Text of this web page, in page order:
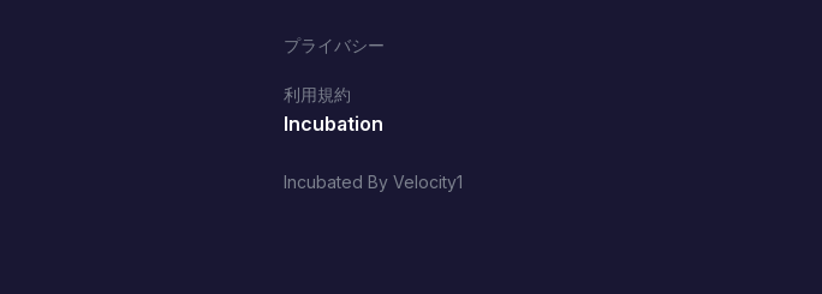
プライバシー
利用規約
Incubation
Incubated By Velocity1